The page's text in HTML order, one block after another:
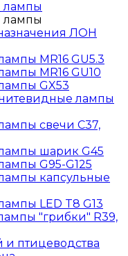
лампы
лампы
ЛОН
MR16 GU5.3
MR16 GU10
GX53
лампы
свечи C37,
шарик G45
G95-G125
капсульные
LED T8 G13
"грибки" R39,
птицеводства